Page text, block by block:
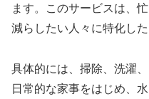
ます。このサービスは、
減らしたい人々に特化し
具体的には、掃除、洗濯
日常的な家事をはじめ、